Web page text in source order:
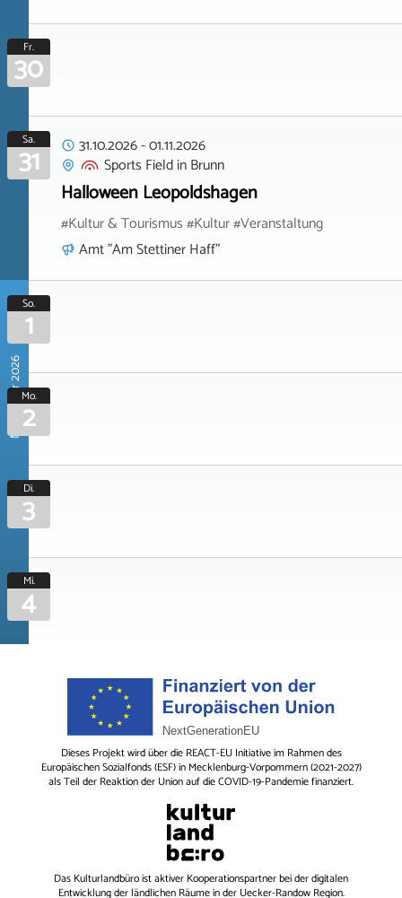
Fr.
30
Sa.
31 31.10.2026-01.11.2026
Sports FieldinBrunn
Halloween Leopoldshagen
#Kultur & Tourismus #Kultur #Veranstaltung
Amt "Am Stettiner Haff"
November 2026
So.
1
Mo.
2
Di.
3
Mi.
4
Dieses Projekt wird über die REACT-EU Initiative im Rahmen des
Europäischen Sozialfonds (ESF) in Mecklenburg-Vorpommern (2021-2027)
als Teil der Reaktion der Union auf die COVID-19-Pandemie finanziert.
Das Kulturlandbüroist aktiver Kooperationspartner bei der digitalen
Entwicklung der ländlichen Räume in der Uecker-Randow Region.